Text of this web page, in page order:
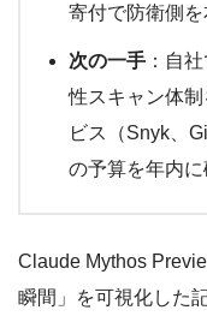
寄付で防衛側
次の一手 ：自
性スキャン体
ビス（Snyk、
の予算を年内
Claude Mythos
瞬間」を可視化した